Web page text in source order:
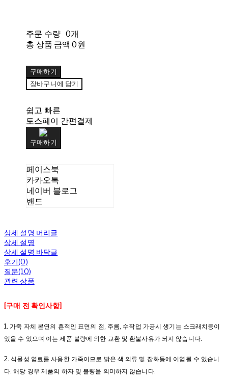
주문 수량 0개
총 상품 금액 0원
구매하기
장바구니에 담기
쉽고 빠른
토스페이 간편결제
구매하기
페이스북
카카오톡
네이버 블로그
밴드
상세 설명 머리글
상세 설명
상세 설명 바닥글
후기(0)
질문(10)
관련 상품
[구매 전 확인사항]
1. 가죽 자체 본연의 흔적인 표면의 점, 주름, 수작업 가공시 생기는 스크래치등이
있을 수 있으며 이는 제품 불량에 의한 교환 및 환불사유가 되지 않습니다.
2. 식물성 염료를 사용한 가죽이므로 밝은 색 의류 및 잡화등에 이염될 수 있습니
다. 해당 경우 제품의 하자 및 불량을 의미하지 않습니다.